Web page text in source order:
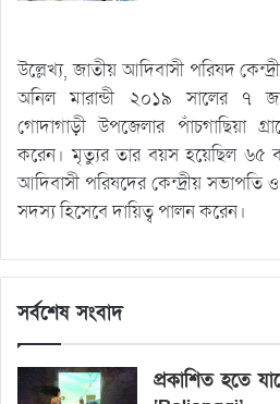
উল্লেখ্য, জাতীয় আদিবাসী পরিষদ
অনিল মারান্ডী ২০১৯ সালের ৭
গোদাগাড়ী উপজেলার পাঁচগাছিয়া
করেন। মৃত্যুর তার বয়স হয়েছিল ৬৫
আদিবাসী পরিষদের কেন্দ্রীয় সভাপতি ও
সদস্য হিসেবে দায়িত্ব পালন করেন।
সর্বশেষ সংবাদ
প্রকাশিত হতে